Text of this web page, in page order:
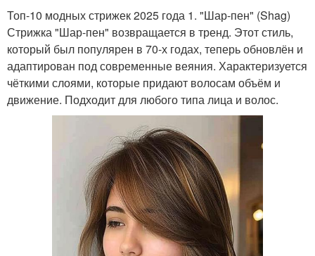
Топ-10 модных стрижек 2025 года 1. "Шар-пен" (Shag)
Стрижка "Шар-пен" возвращается в тренд. Этот стиль,
который был популярен в 70-х годах, теперь обновлён и
адаптирован под современные веяния. Характеризуется
чёткими слоями, которые придают волосам объём и
движение. Подходит для любого типа лица и волос.